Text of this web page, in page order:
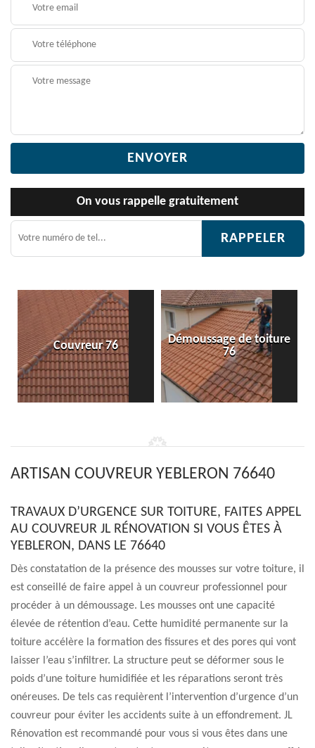
On vous rappelle gratuitement
76
Démoussage de toiture
Etanchéité
ARTISAN COUVREUR YEBLERON 76640
TRAVAUX D’URGENCE SUR TOITURE, FAITES APPEL
AU COUVREUR JL RÉNOVATION SI VOUS ÊTES À
YEBLERON, DANS LE 76640
Dès constatation de la présence des mousses sur votre toiture, il
est conseillé de faire appel à un couvreur professionnel pour
procéder à un démoussage. Les mousses ont une capacité
élevée de rétention d’eau. Cette humidité permanente sur la
toiture accélère la formation des fissures et des pores qui vont
laisser l’eau s’infiltrer. La structure peut se déformer sous le
poids d’une toiture humidifiée et les réparations seront très
onéreuses. De tels cas requièrent l’intervention d’urgence d’un
couvreur pour éviter les accidents suite à un effondrement. JL
Rénovation est recommandé pour vous si vous êtes dans une